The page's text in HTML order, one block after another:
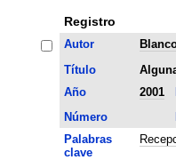
Registro
Autor
Título
Año
2001
Número
Palabras
clave